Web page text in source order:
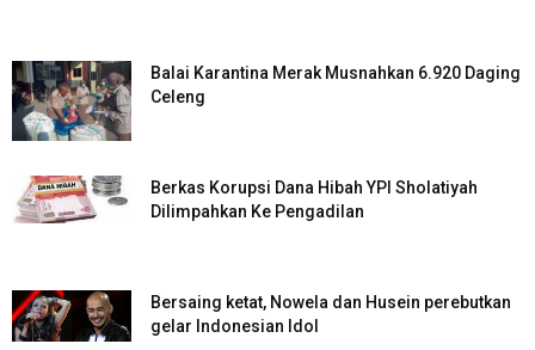
Balai Karantina Merak Musnahkan 6.920 Daging
Celeng
Berkas Korupsi Dana Hibah YPI Sholatiyah
Dilimpahkan Ke Pengadilan
Bersaing ketat, Nowela dan Husein perebutkan
gelar Indonesian Idol